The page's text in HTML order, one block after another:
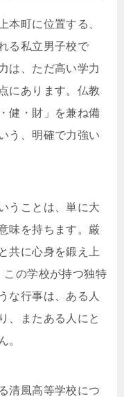
本町に位置する、
る私立男子校で
は、ただ高い学力
にあります。仏教
健・財」を兼ね備
う、明確で力強い
うことは、単に大
味を持ちます。厳
共に心身を鍛え上
この学校が持つ独特
な行事は、ある人
、またある人にと
。
清風高等学校につ